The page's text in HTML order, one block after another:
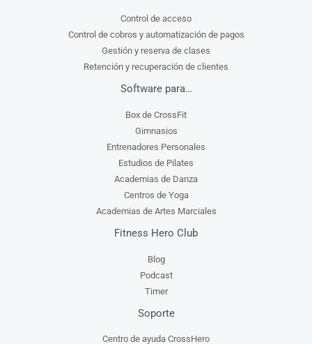
Control de acceso
Control de cobros y automatización de pagos
Gestión y reserva de clases
Retención y recuperación de clientes
Software para…
Box de CrossFit
Gimnasios
Entrenadores Personales
Estudios de Pilates
Academias de Danza
Centros de Yoga
Academias de Artes Marciales
Fitness Hero Club
Blog
Podcast
Timer
Soporte
Centro de ayuda CrossHero